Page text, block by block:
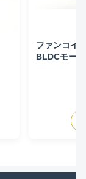
ファンコイ
BLDCモー